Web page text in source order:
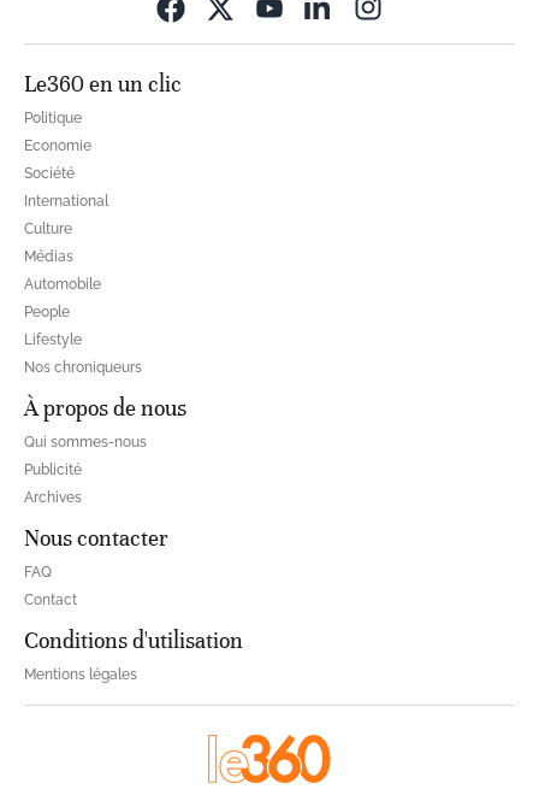
Le360 en un clic
Politique
Economie
Société
International
Culture
Médias
Automobile
People
Lifestyle
Nos chroniqueurs
À propos de nous
Qui sommes-nous
Publicité
Archives
Nous contacter
FAQ
Contact
Conditions d'utilisation
Mentions légales